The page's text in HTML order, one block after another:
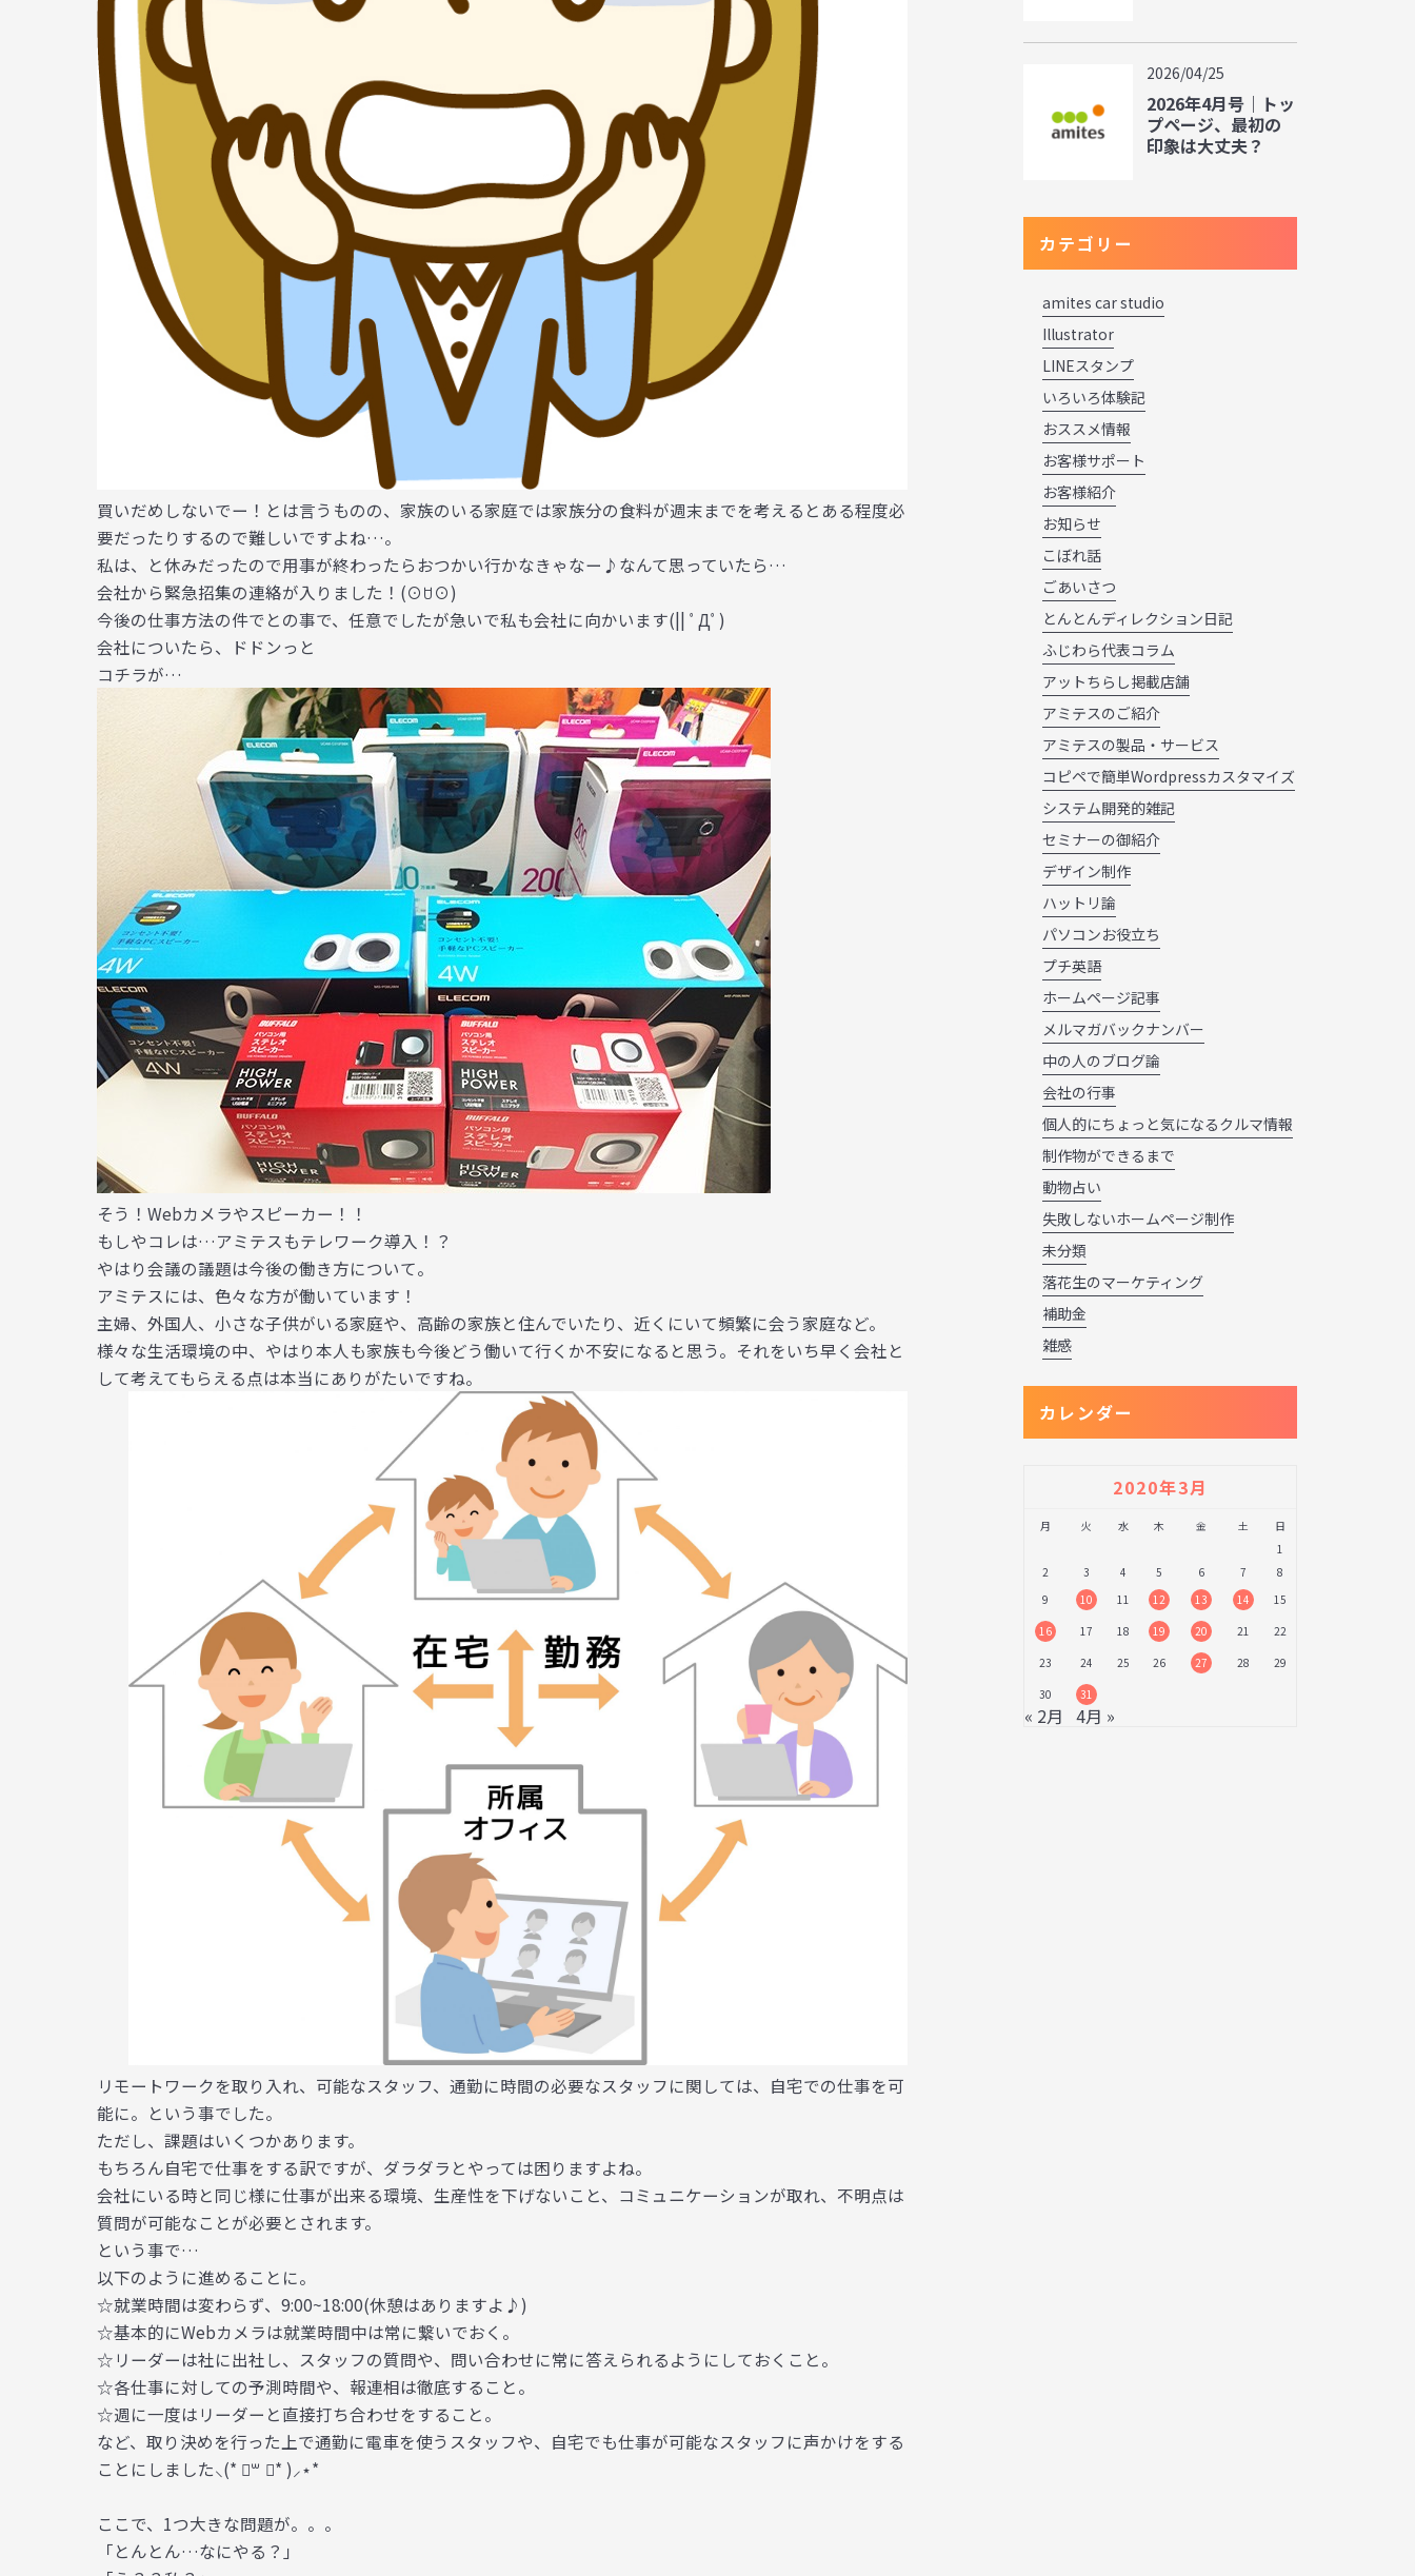
買いだめしないでー！とは言うものの、家族のいる家庭では家族分の食料が週末までを考えるとある程度必
要だったりするので難しいですよね…。
私は、と休みだったので用事が終わったらおつかい行かなきゃなー♪なんて思っていたら…
会社から緊急招集の連絡が入りました！(⊙ꇴ⊙)
今後の仕事方法の件でとの事で、任意でしたが急いで私も会社に向かいます(|| ﾟДﾟ)
会社についたら、ドドンっと
コチラが…
そう！Webカメラやスピーカー！！
もしやコレは…アミテスもテレワーク導入！？
やはり会議の議題は今後の働き方について。
アミテスには、色々な方が働いています！
主婦、外国人、小さな子供がいる家庭や、高齢の家族と住んでいたり、近くにいて頻繁に会う家庭など。
様々な生活環境の中、やはり本人も家族も今後どう働いて行くか不安になると思う。それをいち早く会社と
して考えてもらえる点は本当にありがたいですね。
リモートワークを取り入れ、可能なスタッフ、通勤に時間の必要なスタッフに関しては、自宅での仕事を可
能に。という事でした。
ただし、課題はいくつかあります。
もちろん自宅で仕事をする訳ですが、ダラダラとやっては困りますよね。
会社にいる時と同じ様に仕事が出来る環境、生産性を下げないこと、コミュニケーションが取れ、不明点は
質問が可能なことが必要とされます。
という事で…
以下のように進めることに。
☆就業時間は変わらず、9:00~18:00(休憩はありますよ♪)
☆基本的にWebカメラは就業時間中は常に繋いでおく。
☆リーダーは社に出社し、スタッフの質問や、問い合わせに常に答えられるようにしておくこと。
☆各仕事に対しての予測時間や、報連相は徹底すること。
☆週に一度はリーダーと直接打ち合わせをすること。
など、取り決めを行った上で通勤に電車を使うスタッフや、自宅でも仕事が可能なスタッフに声かけをする
ことにしました⸜(* ॑꒳ ॑* )⸝⋆*
ここで、1つ大きな問題が。。。
「とんとん…なにやる？」
2026/04/25
2026年4月号｜トッ
プページ、最初の
印象は大丈夫？
カテゴリー
amites car studio
Illustrator
LINEスタンプ
いろいろ体験記
おススメ情報
お客様サポート
お客様紹介
お知らせ
こぼれ話
ごあいさつ
とんとんディレクション日記
ふじわら代表コラム
アットちらし掲載店舗
アミテスのご紹介
アミテスの製品・サービス
コピペで簡単Wordpressカスタマイズ
システム開発的雑記
セミナーの御紹介
デザイン制作
ハットリ論
パソコンお役立ち
プチ英語
ホームページ記事
メルマガバックナンバー
中の人のブログ論
会社の行事
個人的にちょっと気になるクルマ情報
制作物ができるまで
動物占い
失敗しないホームページ制作
未分類
落花生のマーケティング
補助金
雑感
カレンダー
2020年3月
月 火 水 木 金 土
日
1
2
3 4 5 6 7
8
9
10 11 12 13 14
15
16
17 18 19 20 21
22
23
24 25 26 27 28
29
30
31
« 2月 4月 »